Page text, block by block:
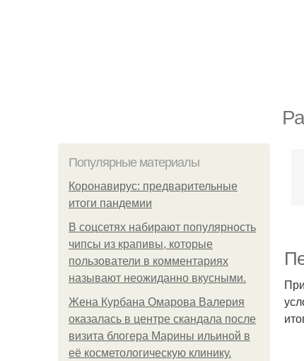
Популярные материалы
Коронавирус: предварительные
итоги пандемии
В соцсетях набирают популярность
чипсы из крапивы, которые
пользователи в комментариях
называют неожиданно вкусными.
Жена Курбана Омарова Валерия
оказалась в центре скандала после
визита блогера Марины ильиной в
её косметологическую клинику.